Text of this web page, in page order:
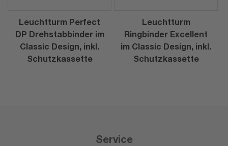
Leuchtturm Perfect
DP Drehstabbinder im
Classic Design, inkl.
Schutzkassette
Leuchtturm
Ringbinder Excellent
im Classic Design, inkl.
Schutzkassette
Service